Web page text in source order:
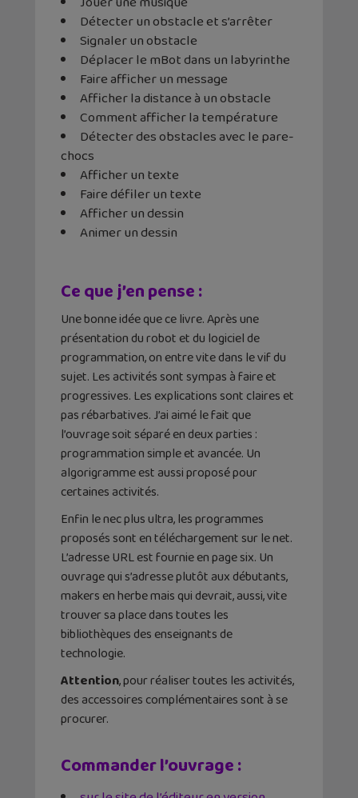
Détecter un obstacle et s’arrêter
Signaler un obstacle
Déplacer le mBot dans un labyrinthe
Faire afficher un message
Afficher la distance à un obstacle
Comment afficher la température
Détecter des obstacles avec le pare-
chocs
Afficher un texte
Faire défiler un texte
Afficher un dessin
Animer un dessin
Ce que j’en pense :
Une bonne idée que ce livre. Après une
présentation du robot et du logiciel de
programmation, on entre vite dans le vif du
sujet. Les activités sont sympas à faire et
progressives. Les explications sont claires et
pas rébarbatives. J’ai aimé le fait que
l’ouvrage soit séparé en deux parties :
programmation simple et avancée. Un
algorigramme est aussi proposé pour
certaines activités.
Enfin le nec plus ultra, les programmes
proposés sont en téléchargement sur le net.
L’adresse URL est fournie en page six. Un
ouvrage qui s’adresse plutôt aux débutants,
makers en herbe mais qui devrait, aussi, vite
trouver sa place dans toutes les
bibliothèques des enseignants de
technologie.
Attention, pour réaliser toutes les activités,
des accessoires complémentaires sont à se
procurer.
Commander l’ouvrage :